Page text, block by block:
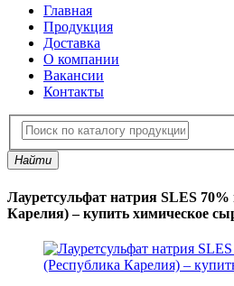
Главная
Продукция
Доставка
О компании
Вакансии
Контакты
Найти
Лауретсульфат натрия SLES 70%
Карелия) – купить химическое